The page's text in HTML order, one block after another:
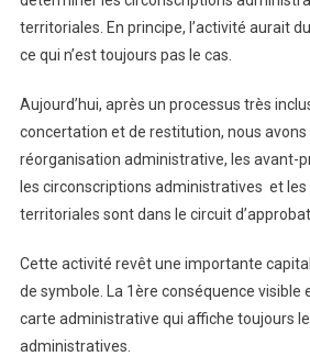
territoriales. En principe, l’activité aurait
ce qui n’est toujours pas le cas.
Aujourd’hui, après un processus très
concertation et de restitution, nous avons
réorganisation administrative, les avant-
les circonscriptions administratives et
territoriales sont dans le circuit
Cette activité revêt une importante
de symbole. La 1ère conséquence visible
carte administrative qui affiche toujours
administratives.